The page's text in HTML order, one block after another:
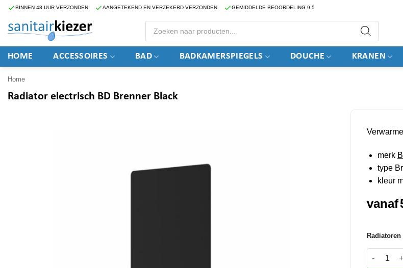
Ga
inhoud
BINNEN 48 UUR VERZONDEN AANGETEKEND EN VERZEKERD VERZONDEN GEMIDDELDE BEOORDELING 9.5
Producten
zoeken
HOME ACCESSOIRES BAD BADKAMERSPIEGELS DOUCHE KRANEN
Home
Radiator electrisch BD Brenner Black
merk
type
kleur
vanaf
Radiatoren
Radiator